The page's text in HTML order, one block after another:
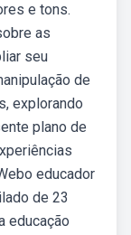
e tons.
as
seu
de
explorando
plano de
educador
de 23
educação